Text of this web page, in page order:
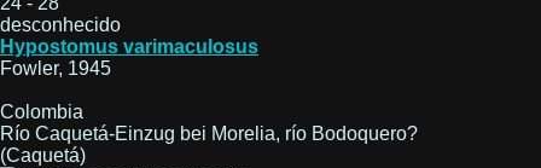
desconhecido
Hypostomus varimaculosus
Fowler, 1945
Colombia
Río Caquetá-Einzug bei Morelia, río Bodoquero?
(Caquetá)